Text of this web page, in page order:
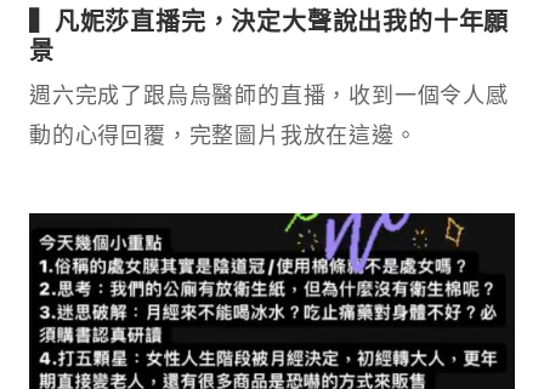
▍凡妮莎直播完，決定大聲說出我的十年願
景
週六完成了跟烏烏醫師的直播，收到一個令人感
動的心得回覆，完整圖片我放在這邊。​